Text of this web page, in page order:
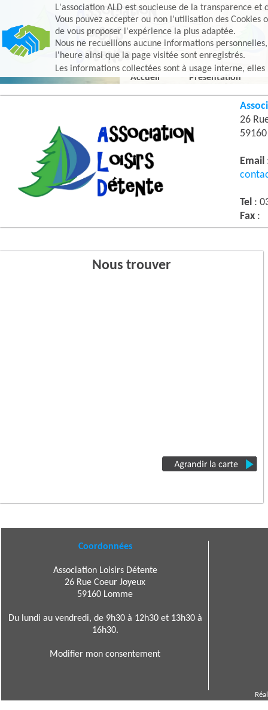
L'association ALD est soucieuse de la transparence et
Vous pouvez accepter ou non l’utilisation des
de vous proposer l'expérience la plus adaptée.
Nous ne recueillons aucune informations
l'heure ainsi que la page visitée sont enregistrés.
Les informations collectées sont à usage interne,
Accueil
Présentation
26
Email
Tel :
Fax :
Nous trouver
Coordonnées
Association Loisirs Détente
26 Rue Coeur Joyeux
59160 Lomme
Du lundi au vendredi, de 9h30 à 12h30 et 13h30 à
16h30.
Modifier mon consentement